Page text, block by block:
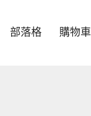
部落格 購物車